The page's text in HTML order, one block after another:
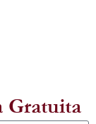
Gratuita